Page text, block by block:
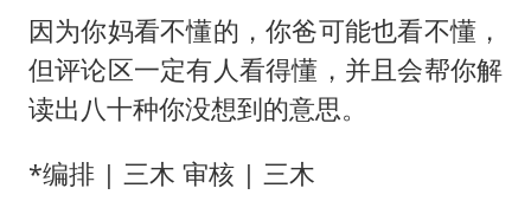
因为你妈看不懂的，你爸可能也看不懂，
但评论区一定有人看得懂，并且会帮你解
读出八十种你没想到的意思。
*编排 | 三木 审核 | 三木